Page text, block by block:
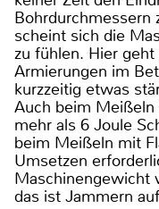
Bohrdurchmessern
scheint sich die
zu fühlen. Hier
Armierungen im
kurzzeitig etwas
Auch beim
mehr als 6 Joule
beim Meißeln mit
Umsetzen
Maschinengewicht
das ist Jammern